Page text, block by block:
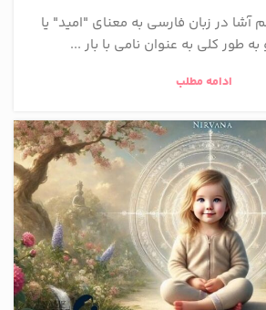
در زبان فارسی به معنای "امید" یا
طور کلی به عنوان نامی با بار ...
ادامه مطلب